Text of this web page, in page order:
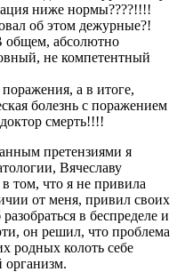
ниже нормы????!!!!
об этом дежурные?!
общем, абсолютно
не компетентный
а в итоге,
болезнь с поражением
смерть!!!!
претензиями я
Вячеславу
что я не привила
от меня, привил своих
в беспределе и
он решил, что проблема
родных колоть себе
организм.